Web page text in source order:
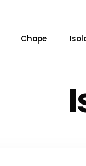
Chape